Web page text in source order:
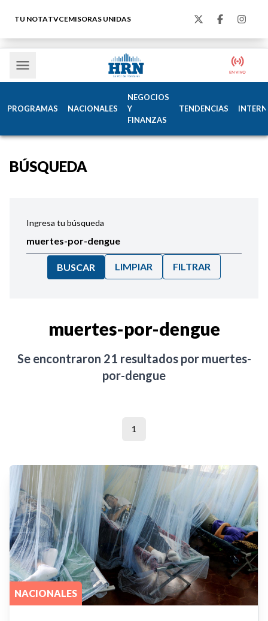
TU NOTATVCEMISORAS UNIDAS
PROGRAMAS NACIONALES
NEGOCIOS
Y
FINANZAS
TENDENCIAS
BÚSQUEDA
Ingresa tu búsqueda
BUSCAR LIMPIAR FILTRAR
muertes-por-dengue
Se encontraron 21 resultados por muertes-
por-dengue
1
NACIONALES